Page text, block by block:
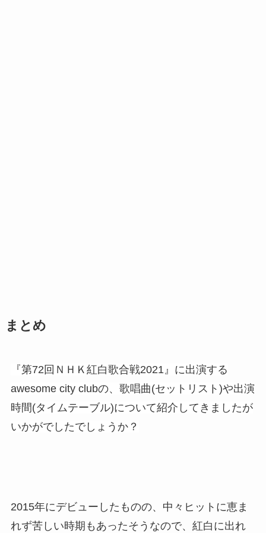
まとめ
『第72回ＮＨＫ紅白歌合戦2021』に出演する
awesome city clubの、歌唱曲(セットリスト)や出演
時間(タイムテーブル)について紹介してきましたが
いかがでしたでしょうか？
2015年にデビューしたものの、中々ヒットに恵ま
れず苦しい時期もあったそうなので、紅白に出れ